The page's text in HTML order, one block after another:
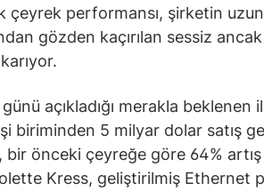
çeyrek performansı, şirketin
gözden kaçırılan sessiz
açıkladığı merakla beklenen
biriminden 5 milyar dolar satış
önceki çeyreğe göre 64% artış
Kress, geliştirilmiş Ethernet